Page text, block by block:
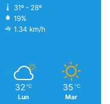
31º - 28º
19%
1.34 km/h
32 ℃
Lun
35 ℃
Mar